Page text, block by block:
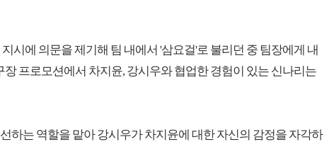
시에 의문을 제기해 팀 내에서 '삼요걸'로 불리던 중 팀장에게 내
장 프로모션에서 차지윤, 강시우와 협업한 경험이 있는 신나리는
하는 역할을 맡아 강시우가 차지윤에 대한 자신의 감정을 자각하